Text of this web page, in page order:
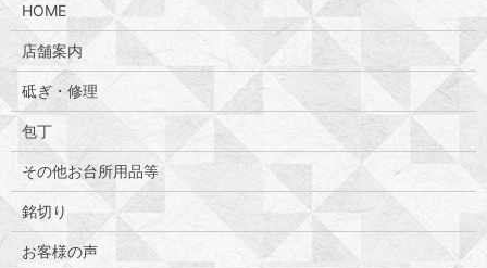
HOME
店舗案内
砥ぎ・修理
包丁
その他お台所用品等
銘切り
お客様の声